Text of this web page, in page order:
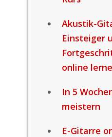
Akustik-
Einsteiger
online
In 5
meistern
E-Gitarre